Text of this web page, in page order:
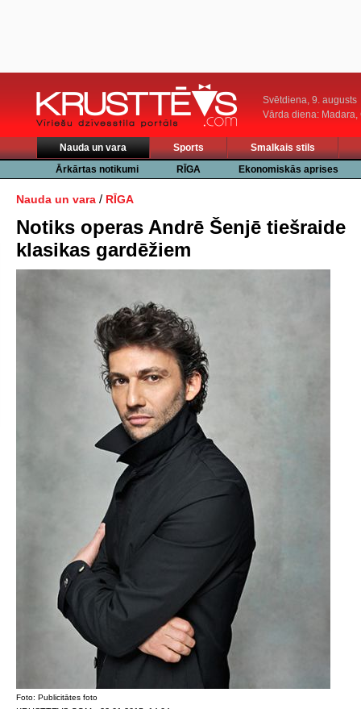
Svētdiena, 9. augusts
Vārda diena: Madara,
Nauda un vara Sports
Smalkais stils
Ārkārtas notikumi
RĪGA Ekonomiskās aprises
Nauda un vara / RĪGA
Notiks operas Andrē Šenjē tiešraide
klasikas gardēžiem
Foto: Publicitātes foto